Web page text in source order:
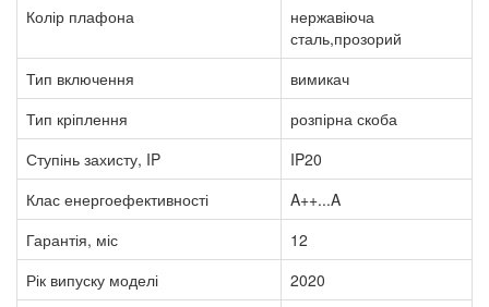
Колір плафона
нержавіюча
сталь,прозорий
Тип включення
вимикач
Тип кріплення
розпірна скоба
Ступінь захисту, IP
IP20
Клас енергоефективності
A++...A
Гарантія, міс
12
Рік випуску моделі
2020